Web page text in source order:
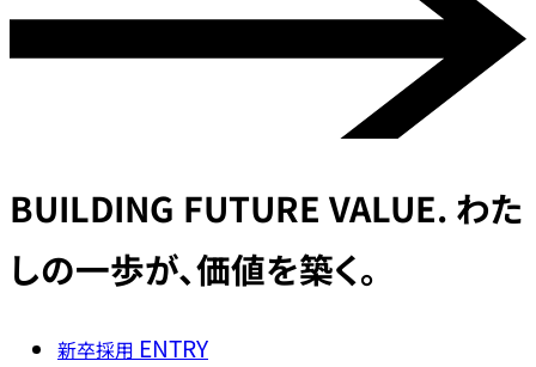
BUILDING FUTURE VALUE. わた
しの一歩が、価値を築く。
新卒採用 ENTRY